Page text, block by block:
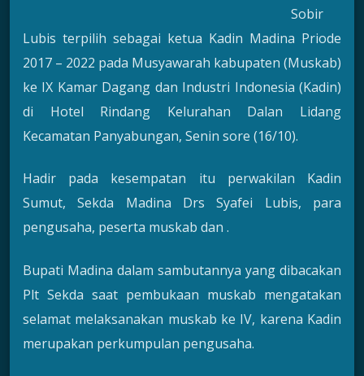
Sobir
Lubis terpilih sebagai ketua Kadin Madina Priode
2017 – 2022 pada Musyawarah kabupaten (Muskab)
ke IX Kamar Dagang dan Industri Indonesia (Kadin)
di Hotel Rindang Kelurahan Dalan Lidang
Kecamatan Panyabungan, Senin sore (16/10).
Hadir pada kesempatan itu perwakilan Kadin
Sumut, Sekda Madina Drs Syafei Lubis, para
pengusaha, peserta muskab dan .
Bupati Madina dalam sambutannya yang dibacakan
Plt Sekda saat pembukaan muskab mengatakan
selamat melaksanakan muskab ke IV, karena Kadin
merupakan perkumpulan pengusaha.